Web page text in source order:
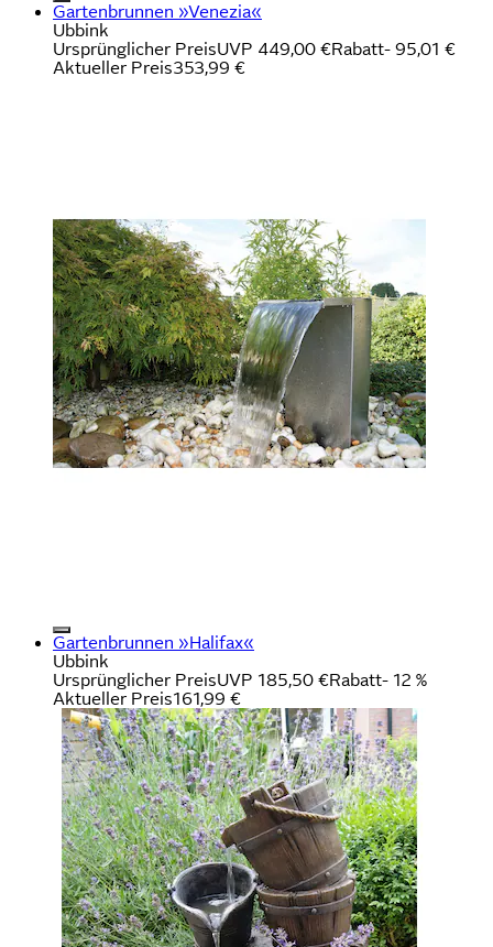
Gartenbrunnen »Venezia«
Ubbink
Ursprünglicher PreisUVP 449,00 €Rabatt- 95,01 €
Aktueller Preis353,99 €
Gartenbrunnen »Halifax«
Ubbink
Ursprünglicher PreisUVP 185,50 €Rabatt- 12 %
Aktueller Preis161,99 €